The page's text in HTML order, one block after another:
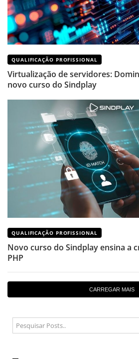
QUALIFICAÇÃO PROFISSIONAL
Virtualização de servidores:
novo curso do Sindplay
QUALIFICAÇÃO PROFISSIONAL
Novo curso do Sindplay ensina a
PHP
CARREGAR MAIS